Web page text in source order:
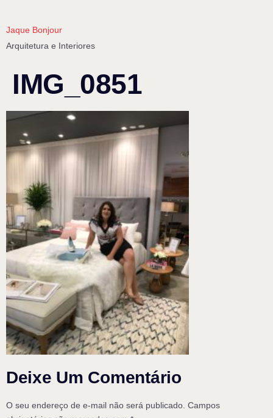
Jaque Bonjour
Arquitetura e Interiores
IMG_0851
Deixe Um Comentário
O seu endereço de e-mail não será publicado. Campos